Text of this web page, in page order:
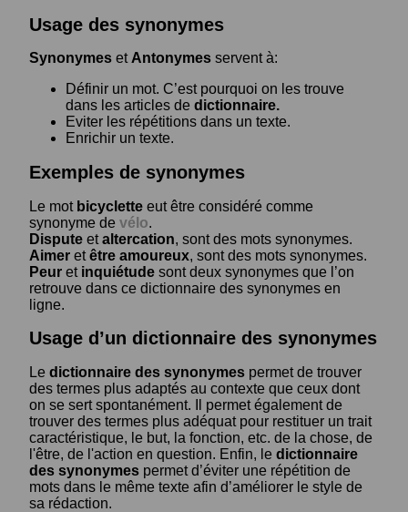
Usage des synonymes
Synonymes etAntonymes servent à:
Définir un mot. C’est pourquoi on les trouve
dans les articles de dictionnaire.
Eviter les répétitions dans un texte.
Enrichir un texte.
Exemples de synonymes
Le mot bicyclette eut être considéré comme
synonyme de vélo.
Dispute etaltercation, sont des mots synonymes.
Aimer etêtre amoureux, sont des mots synonymes.
Peur et inquiétude sont deux synonymes que l’on
retrouve dans ce dictionnaire des synonymes en
ligne.
Usage d’un dictionnaire des synonymes
Le dictionnaire des synonymes permet de trouver
des termes plus adaptés au contexte que ceux dont
on se sert spontanément. Il permet également de
trouver des termes plus adéquat pour restituer un trait
caractéristique, le but, la fonction, etc. de la chose, de
l'être, de l'action en question. Enfin, le dictionnaire
des synonymes permet d’éviter une répétition de
mots dans le même texte afin d’améliorer le style de
sa rédaction.